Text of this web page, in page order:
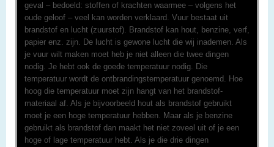
geval – bedoeld: stoffen of krachten waarmee – volgens het
oude geloof – veel kan worden verklaard. Vuur bestaat uit
brandstof en lucht (zuurstof). Brandstof kan hout, benzine, verf,
papier enz. zijn. De lucht is gewone lucht die wij inademen. Als
je vuur wilt maken moet heb je niet alleen die twee dingen
nodig. Je hebt ook de goede temperatuur nodig. Die
temperatuur wordt de ontbrandingstemperatuur genoemd. Hoe
hoog die temperatuur moet zijn hangt van het brandstof-
materiaal af. Als je bijvoorbeeld hout als brandstof gebruikt
moet je een hoge temperatuur hebben. Maar als je benzine
gebruikt als brandstof dan maakt het niet zoveel uit of je een
hoge of lage temperatuur hebt. Als je die drie dingen